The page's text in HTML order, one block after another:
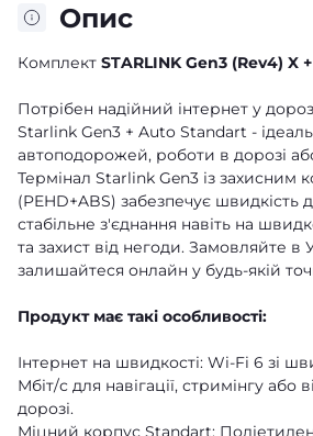
Опис
Комплект STARLINK Gen3 (Rev4) X
Потрібен надійний інтернет у
Starlink Gen3 + Auto Standart -
автоподорожей, роботи в дорозі
Термінал Starlink Gen3 із захисним
(PEHD+ABS) забезпечує швидкість
стабільне з'єднання навіть на
та захист від негоди. Замовляйте в
залишайтеся онлайн у будь-якій
Продукт має такі особливості:
Інтернет на швидкості: Wi-Fi 6 зі
Мбіт/с для навігації, стримінгу або
дорозі.
Міцний корпус Standart: